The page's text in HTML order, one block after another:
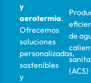
y
aerotermia.
Ofrecemos
soluciones
personalizadas,
sostenibles
y
de
(ACS)